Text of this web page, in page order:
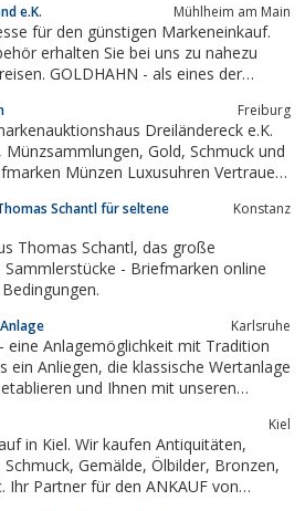
e.K. Mühlheim am Main
für den günstigen Markeneinkauf.
erhalten Sie bei uns zu nahezu
GOLDHAHN - als eines der
in Deutschland. Auf fast 7.000 m2
m2...
Freiburg
Dreiländereck e.K.
Münzen Luxusuhren Vertrauen
haben eine Erbschaft gemacht und
oder...
Schantl für seltene
Konstanz
Schantl, das große
- Briefmarken online
Karlsruhe
eine Anlagemöglichkeit mit Tradition
klassische Wertanlage
und Ihnen mit unseren
Alterssicherung oder
Kiel
in Kiel. Wir kaufen Antiquitäten,